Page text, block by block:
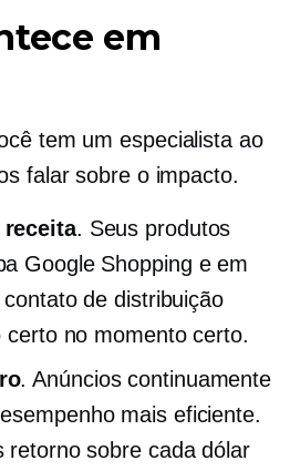
em
tem um especialista ao
falar sobre o impacto.
. Seus produtos
Google Shopping e em
de distribuição
certo no momento certo.
. Anúncios continuamente
mais eficiente.
retorno sobre cada dólar